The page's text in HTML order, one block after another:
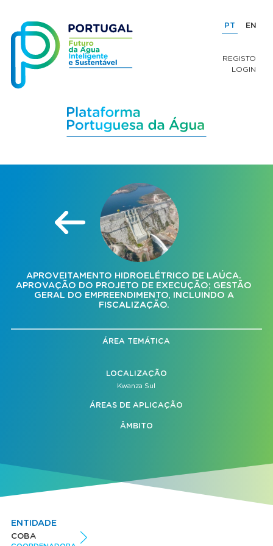
PT EN
REGISTO
LOGIN
APROVEITAMENTO HIDROELÉTRICO DE LAÚCA.
APROVAÇÃO DO PROJETO DE EXECUÇÃO; GESTÃO
GERAL DO EMPREENDIMENTO, INCLUINDO A
FISCALIZAÇÃO.
ÁREA TEMÁTICA
LOCALIZAÇÃO
Kwanza Sul
ÁREAS DE APLICAÇÃO
ÂMBITO
ENTIDADE
COBA